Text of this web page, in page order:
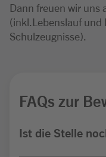
Dann freuen wir uns
(inkl.Lebenslauf und
Schulzeugnisse).
FAQs zur
Ist die Stelle